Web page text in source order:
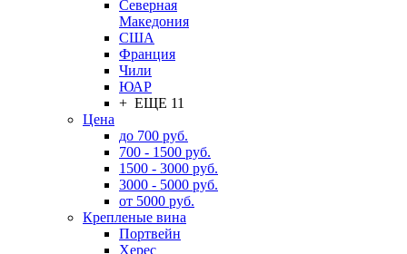
Северная
Македония
США
Франция
Чили
ЮАР
+ ЕЩЕ 11
Цена
до 700 руб.
700 - 1500 руб.
1500 - 3000 руб.
3000 - 5000 руб.
от 5000 руб.
Крепленые вина
Портвейн
Херес